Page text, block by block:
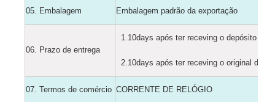
05. Embalagem Embalagem padrão da exportação
06. Prazo de entrega
1.10days após ter receving o depósito de
2.10days após ter receving o original de L/
07. Termos de comércio CORRENTE DE RELÓGIO